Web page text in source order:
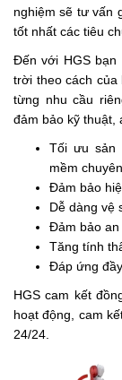
nghiệm sẽ tư vấn
tốt nhất các tiêu
Đến với HGS bạn
trời theo cách của
từng nhu cầu
đảm bảo kỹ thuật,
Tối ưu sản
mềm
Đảm bảo
Dễ dàng vệ
Đảm bảo an
Tăng tính
Đáp ứng
HGS cam kết
hoạt động, cam
24/24.